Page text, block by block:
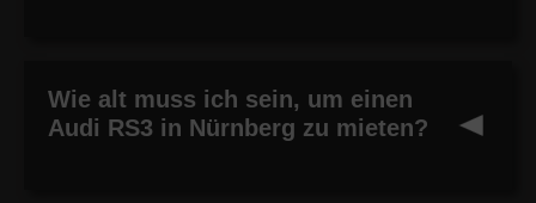
Wie alt muss ich sein, um einen
Audi RS3 in Nürnberg zu mieten?